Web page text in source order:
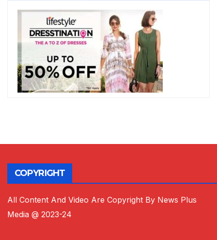
COPYRIGHT
All Content And Video Are Copyright By News Plus
Media @ 2023-24